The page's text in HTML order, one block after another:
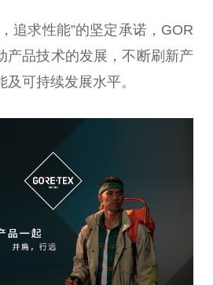
追求性能”的坚定承诺，GOR
产品技术的发展，不断刷新产
可持续发展水平。